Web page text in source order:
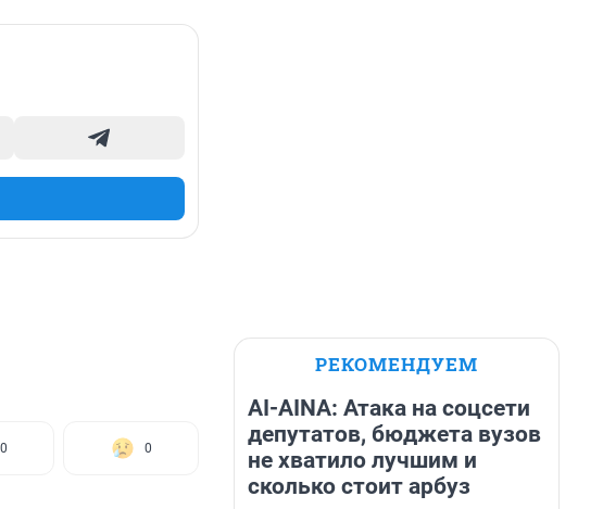
0 0
РЕКОМЕНДУЕМ
AI-AINA: Атака на соцсети
депутатов, бюджета вузов
не хватило лучшим и
сколько стоит арбуз